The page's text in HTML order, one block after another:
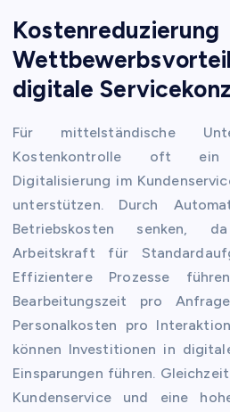
digitale
Für mittelständische
Kostenkontrolle oft ein
Digitalisierung im
unterstützen. Durch
Betriebskosten senken,
Arbeitskraft für
Effizientere Prozesse
Bearbeitungszeit pro
Personalkosten pro
können Investitionen in
Einsparungen führen.
Kundenservice und eine